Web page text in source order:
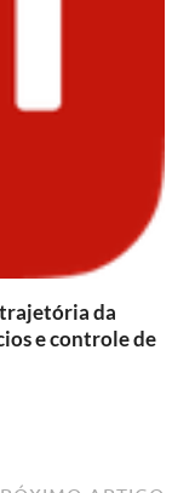
da
e controle de